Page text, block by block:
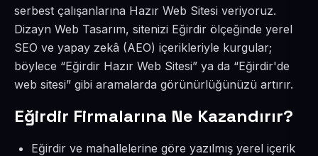
serbest çalışanlarına Hazır Web Sitesi veriyoruz.
Dizayn Web Tasarım, sitenizi Eğirdir ölçeğinde yerel
SEO ve yapay zekâ (AEO) içerikleriyle kurgular;
böylece “Eğirdir Hazır Web Sitesi” ya da “Eğirdir'de
web sitesi” gibi aramalarda görünürlüğünüzü artırır.
Eğirdir Firmalarına Ne Kazandırır?
Eğirdir ve mahallelerine göre yazılmış yerel içerik